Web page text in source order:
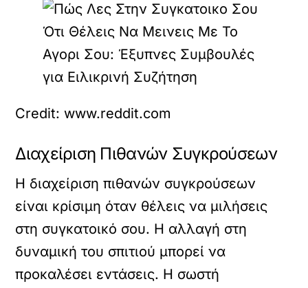
Credit: www.reddit.com
Διαχείριση Πιθανών Συγκρούσεων
Η διαχείριση πιθανών συγκρούσεων
είναι κρίσιμη όταν θέλεις να μιλήσεις
στη συγκατοικό σου. Η αλλαγή στη
δυναμική του σπιτιού μπορεί να
προκαλέσει εντάσεις. Η σωστή